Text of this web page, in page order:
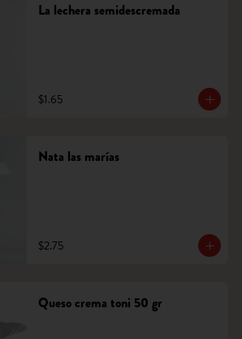
La lechera semidescremada
$1.65
Nata las marías
$2.75
Queso crema toni 50 gr